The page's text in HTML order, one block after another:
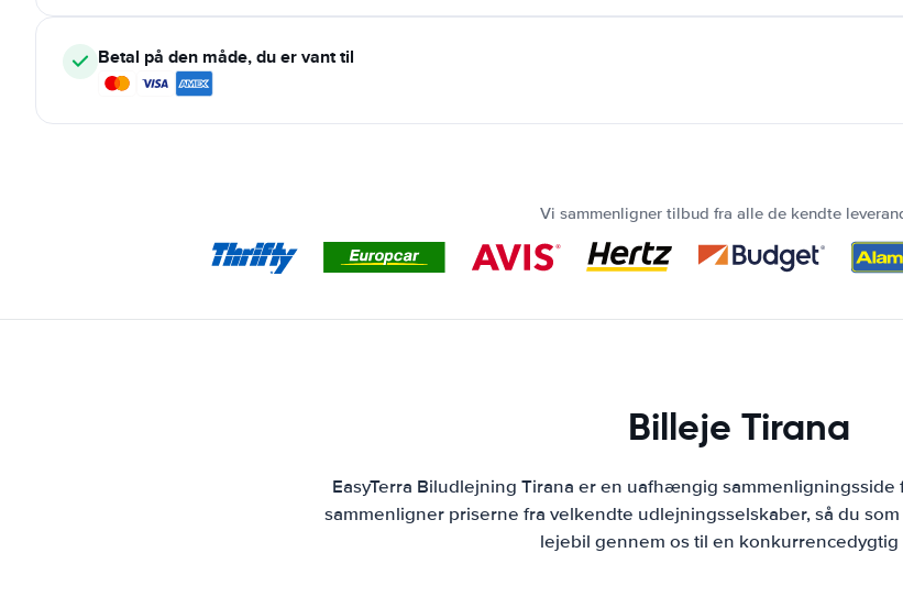
Betal på den måde, du er vant til
Vi sammenligner tilbud fra alle de kendte
Billeje Tirana
EasyTerra Biludlejning Tirana er en uafhængig
sammenligner priserne fra velkendte udlejningsselskaber, så du
lejebil gennem os til en konkurrencedygtig